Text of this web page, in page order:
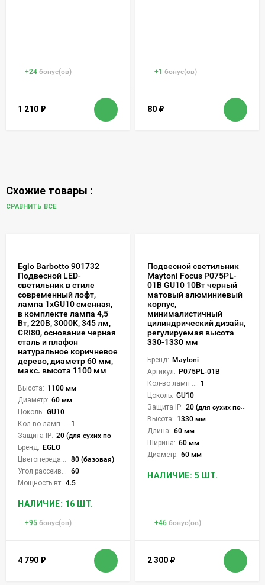
+24 бонус(ов)
1 210 ₽
+1 бонус(ов)
80 ₽
Схожие товары :
СРАВНИТЬ ВСЕ
Eglo Barbotto 901732
Подвесной LED-
светильник в стиле
современный лофт,
лампа 1xGU10 сменная,
в комплекте лампа 4,5
Вт, 220В, 3000К, 345 лм,
CRI80, основание черная
сталь и плафон
натуральное коричневое
дерево, диаметр 60 мм,
макс. высота 1100 мм
Высота: 1100 мм
Диаметр: 60 мм
Цоколь: GU10
1
Защита IP: 20 (для сухих пом.)
Бренд: EGLO
80 (базовая)
60
Мощность вт: 4.5
НАЛИЧИЕ: 16 ШТ.
+95 бонус(ов)
4 790 ₽
Подвесной светильник
Maytoni Focus P075PL-
01B GU10 10Вт черный
матовый алюминиевый
корпус,
минималистичный
цилиндрический дизайн,
регулируемая высота
330-1330 мм
Бренд: Maytoni
Артикул: P075PL-01B
1
Цоколь: GU10
Защита IP: 20 (для сухих пом.)
Высота: 1330 мм
Длина: 60 мм
Ширина: 60 мм
Диаметр: 60 мм
НАЛИЧИЕ: 5 ШТ.
+46 бонус(ов)
2 300 ₽